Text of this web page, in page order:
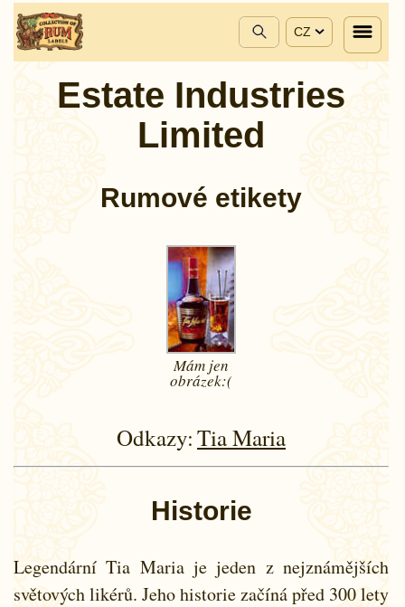
CZ
Estate Industries
Limited
Rumové etikety
Mám jen
obrázek:(
Odkazy:Tia Maria
Historie
Legendární Tia Maria je jeden z nejznámějších
světových likérů. Jeho historie začíná před 300 lety